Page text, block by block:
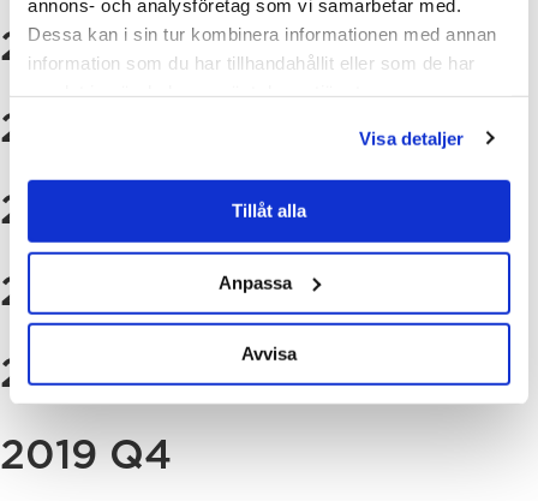
annons- och analysföretag som vi samarbetar med.
Dessa kan i sin tur kombinera informationen med annan
information som du har tillhandahållit eller som de har
Visa detaljer
Tillåt alla
Anpassa
Avvisa
2021 Q1
2020 Q4
2020 Q3
2020 Q2
2020 Q1
2019 Q4